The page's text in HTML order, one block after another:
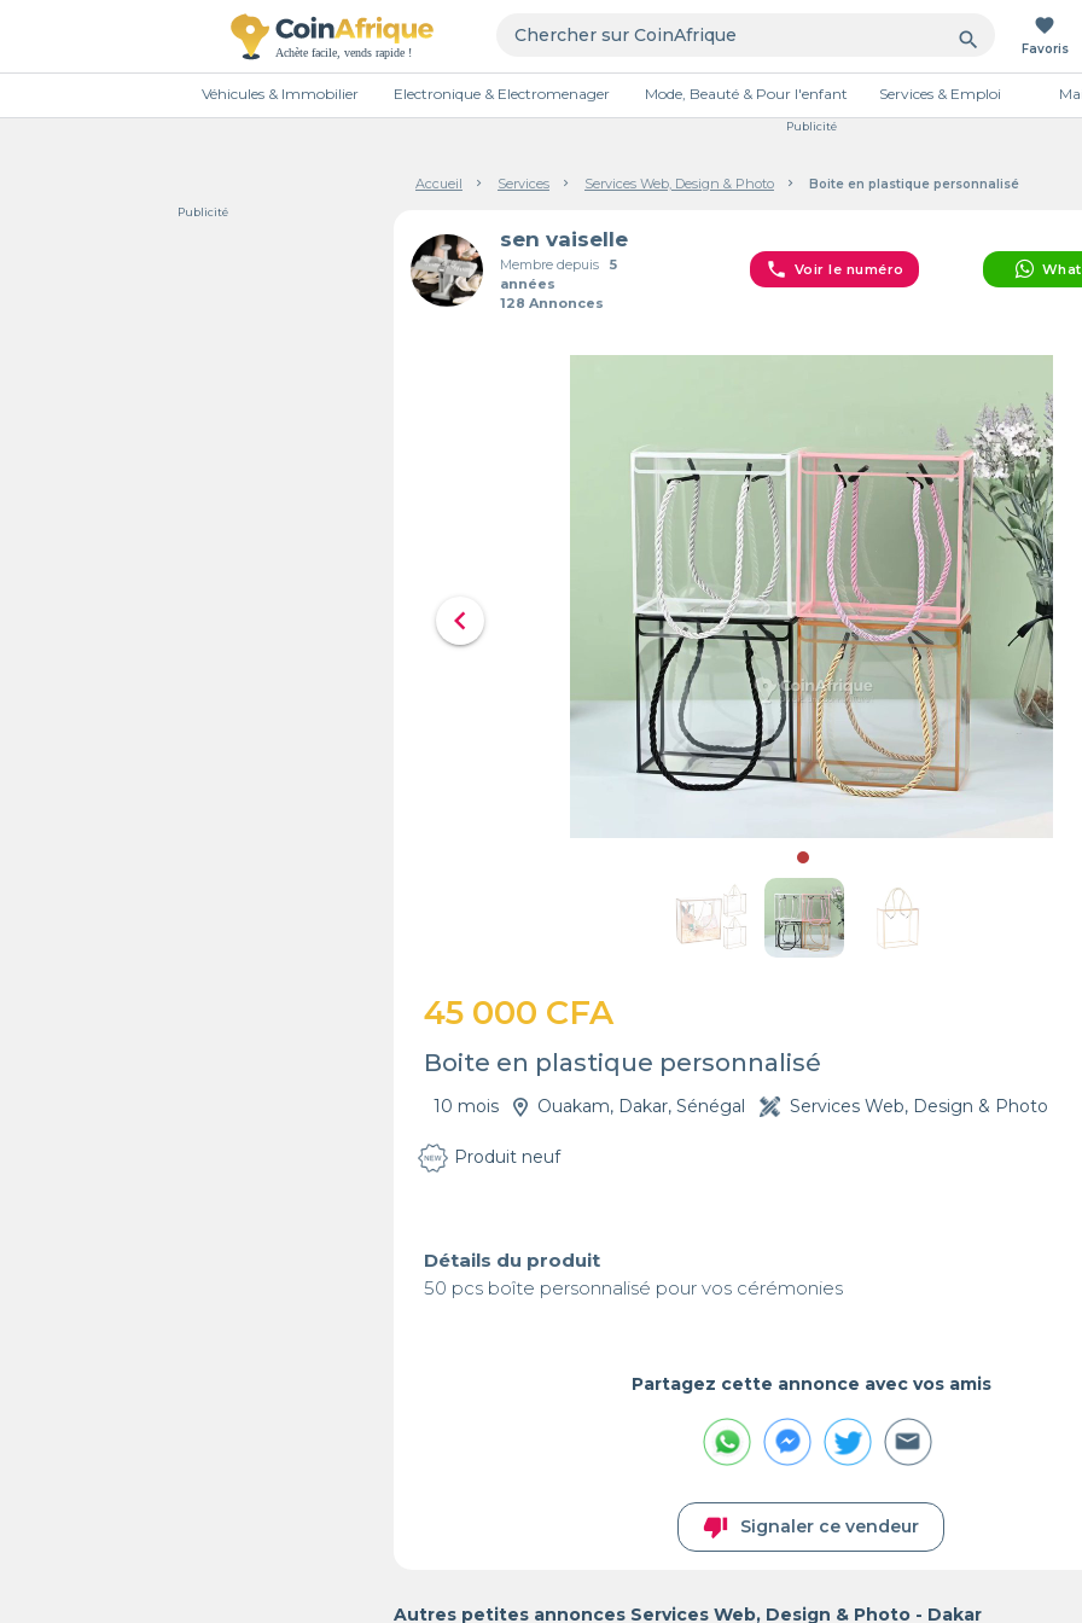
search
favorite
Favoris
Véhicules & Immobilier Electronique & Electromenager Mode, Beauté & Pour l'enfant Services & Emploi
Publicité
Accueil Services Services Web, Design & Photo Boite en plastique personnalisé
Publicité
sen vaiselle
Membre depuis5
années
128 Annonces
phone Voir le numéro
chevron_left
45 000 CFA
Boite en plastique personnalisé
10 mois Ouakam, Dakar, Sénégal Services Web, Design & Photo
Produit neuf
Détails du produit
50 pcs boîte personnalisé pour vos cérémonies
Partagez cette annonce avec vos amis
thumb_down Signaler ce vendeur
Autres petites annonces Services Web, Design & Photo - Dakar